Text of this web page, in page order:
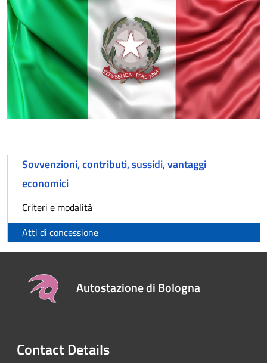
Sovvenzioni, contributi, sussidi, vantaggi
economici
Criteri e modalità
Atti di concessione
Autostazione di Bologna
Contact Details